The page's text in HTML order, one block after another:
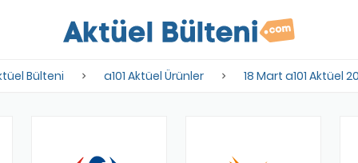
Bülteni a101 Aktüel Ürünler 18 Mart a101 Aktüel